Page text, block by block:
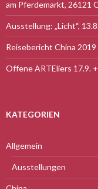
am Pferdemarkt, 26121
Ausstellung: „Licht“,
Reisebericht China
Offene ARTEliers 17.9.
KATEGORIEN
Allgemein
Ausstellungen